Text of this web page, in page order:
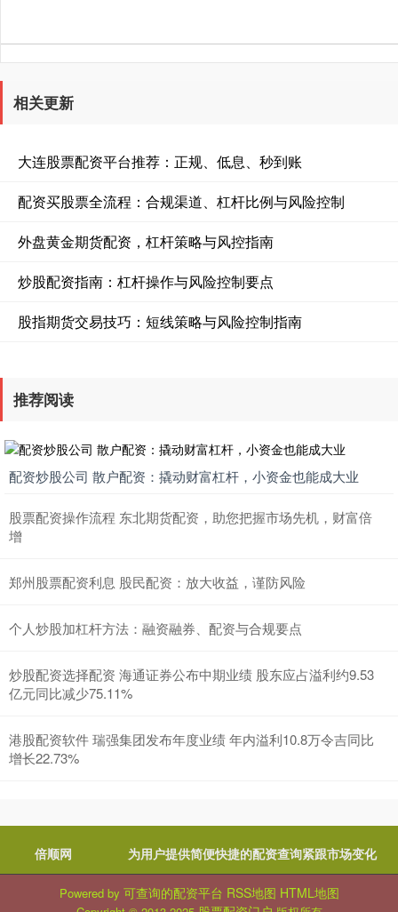
相关更新
大连股票配资平台推荐：正规、低息、秒到账
配资买股票全流程：合规渠道、杠杆比例与风险控制
外盘黄金期货配资，杠杆策略与风控指南
炒股配资指南：杠杆操作与风险控制要点
股指期货交易技巧：短线策略与风险控制指南
推荐阅读
配资炒股公司 散户配资：撬动财富杠杆，小资金也能成大业
股票配资操作流程 东北期货配资，助您把握市场先机，财富倍
增
郑州股票配资利息 股民配资：放大收益，谨防风险
个人炒股加杠杆方法：融资融券、配资与合规要点
炒股配资选择配资 海通证券公布中期业绩 股东应占溢利约9.53
亿元同比减少75.11%
港股配资软件 瑞强集团发布年度业绩 年内溢利10.8万令吉同比
增长22.73%
倍顺网 为用户提供简便快捷的配资查询紧跟市场变化
Powered by 可查询的配资平台 RSS地图 HTML地图